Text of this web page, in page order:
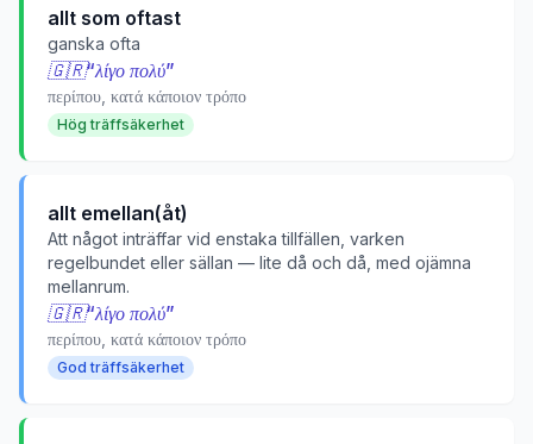
allt som oftast
ganska ofta
🇬🇷“λίγο πολύ”
περίπου, κατά κάποιον τρόπο
Hög träffsäkerhet
allt emellan(åt)
Att något inträffar vid enstaka tillfällen, varken
regelbundet eller sällan — lite då och då, med ojämna
mellanrum.
🇬🇷“λίγο πολύ”
περίπου, κατά κάποιον τρόπο
God träffsäkerhet